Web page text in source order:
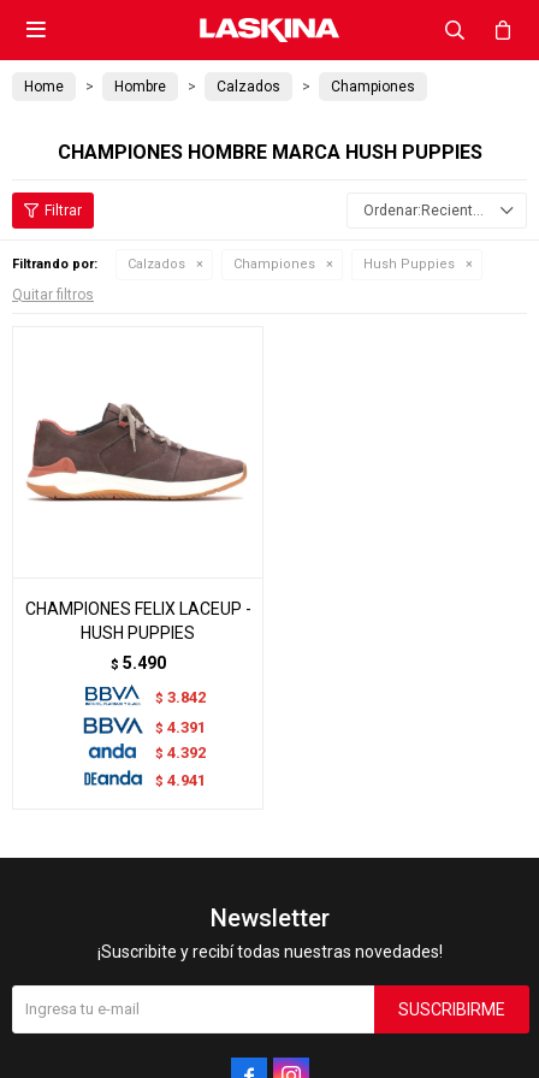

Home Hombre Calzados Championes
CHAMPIONES HOMBRE MARCA HUSH PUPPIES
Recientes
Filtrando por: Calzados Championes Hush Puppies
Quitar filtros
CHAMPIONES FELIX LACEUP -
HUSH PUPPIES
$ 5.490
$ 3.842
$ 4.391
$ 4.392
$ 4.941
Newsletter
¡Suscribite y recibí todas nuestras novedades!
SUSCRIBIRME